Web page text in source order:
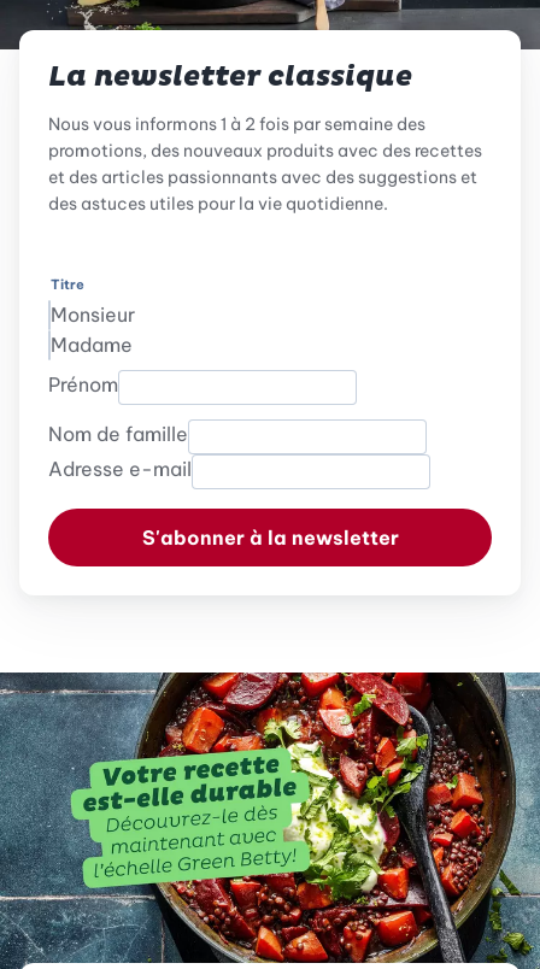
La newsletter classique
Nous vous informons 1 à 2 fois par semaine des
promotions, des nouveaux produits avec des recettes
et des articles passionnants avec des suggestions et
des astuces utiles pour la vie quotidienne.
Titre
Monsieur
Madame
Prénom
Nom de famille
Adresse e-mail
S'abonner à la newsletter